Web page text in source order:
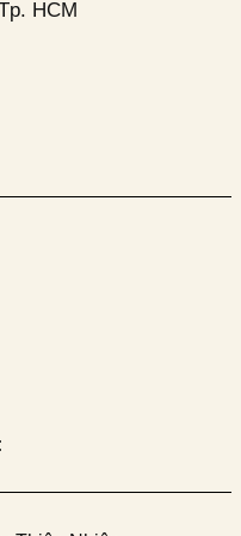
HCM